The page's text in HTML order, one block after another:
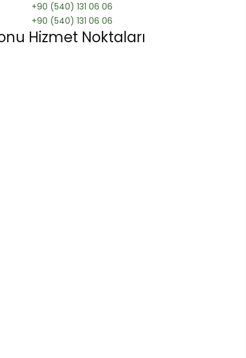
+90 (540) 131 06 06
+90 (540) 131 06 06
Hizmet Noktaları